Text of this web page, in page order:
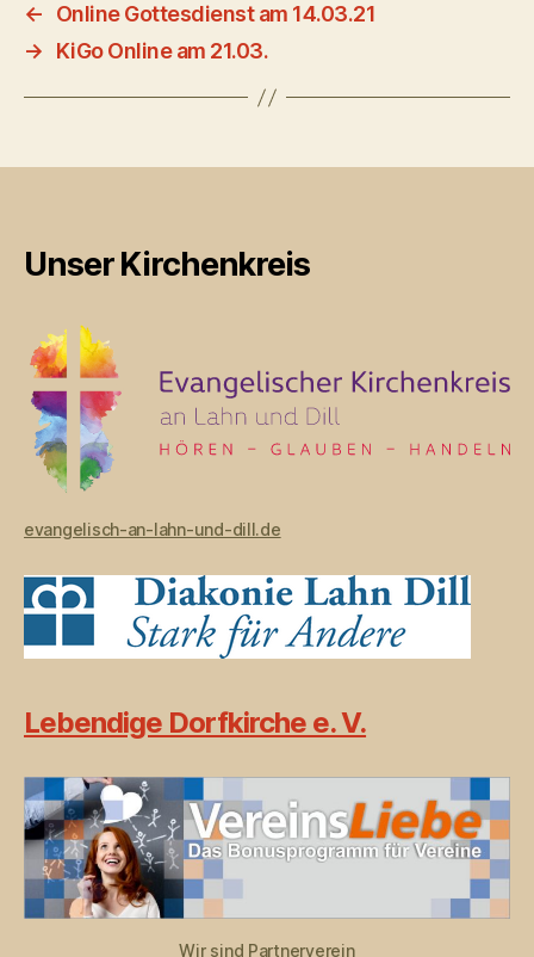
←
Online Gottesdienst am 14.03.21
→
KiGo Online am 21.03.
Unser Kirchenkreis
evangelisch-an-lahn-und-dill.de
Lebendige Dorfkirche e. V.
Wir sind Partnerverein